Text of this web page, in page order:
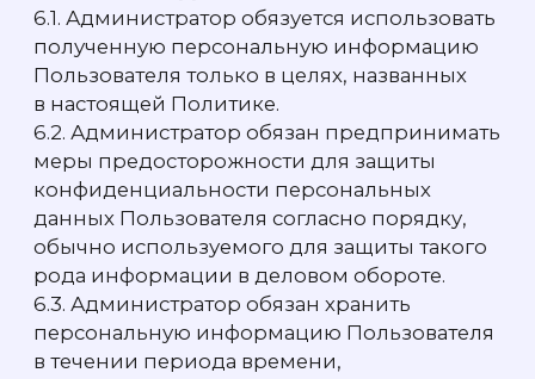
подтверждает согласие с положениями
Политики. Продолжение пользоваться
Сайтом означает осуществление
Посетителем перехода по любой ссылке,
размещенной на Сайте, или нажатие любой
кнопки на Сайте, а также просмотр
контента на любой странице Сайта
от использования Сookies в настройках
своего браузера (ознакомиться с данной
возможностью можно в разделе «Справка»
соответствующего браузера). В таком случае
Сайт будет использовать только те Cookies,
которые строго необходимы для его
функционирования и предлагаемых
им сервисов, однако такой отказ может
привести к некорректной работе Сайта
2.4.Политика применяется только к Сайту.